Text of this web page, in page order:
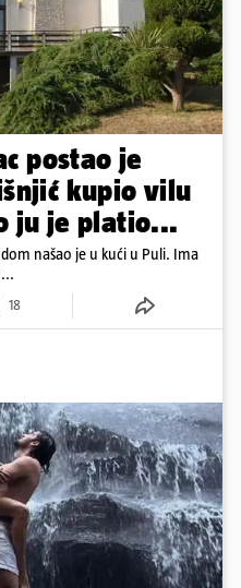
postao je
kupio vilu
ju je platio...
našao je u kući u Puli. Ima
18